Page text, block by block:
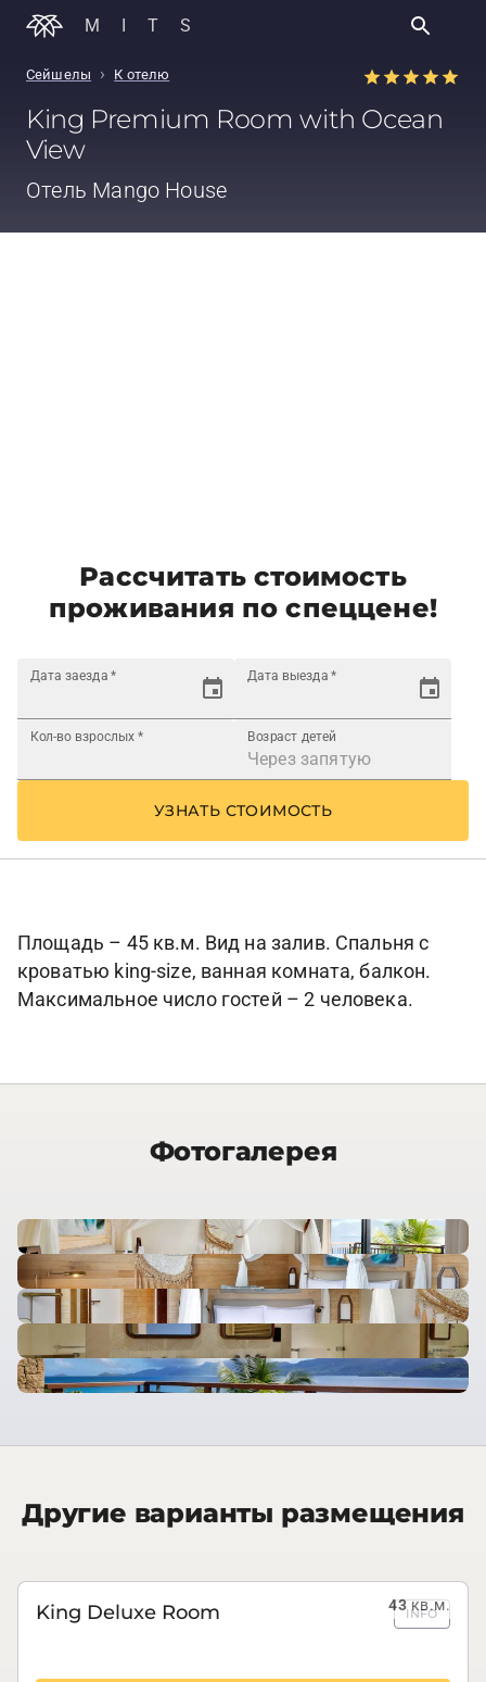
MITS
Сейшелы › К отелю
King Premium Room with Ocean
View
Отель Mango House
Рассчитать стоимость
проживания по спеццене!
Дата заезда * Дата выезда *
Кол-во взрослых * Возраст детей
УЗНАТЬ СТОИМОСТЬ
Площадь – 45 кв.м. Вид на залив. Спальня с
кроватью king-size, ванная комната, балкон.
Максимальное число гостей – 2 человека.
Фотогалерея
Другие варианты размещения
43кв.м.
King Deluxe Room INFO